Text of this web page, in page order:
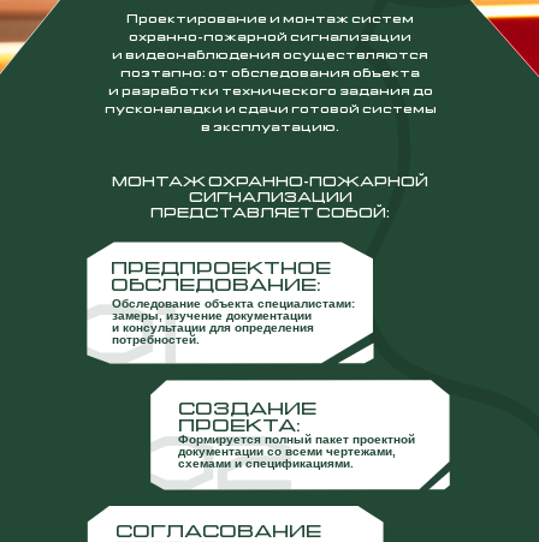
СОГЛАСОВАНИЕ
Формируется полный пакет проектной
документации со всеми чертежами,
схемами и спецификациями.
СОЗДАНИЕ
ПРОЕКТА:
МОНТАЖ ОХРАННО-ПОЖАРНОЙ
СИГНАЛИЗАЦИИ
ПРЕДСТАВЛЯЕТ СОБОЙ:
Проектирование и монтаж систем
охранно-пожарной сигнализации
и видеонаблюдения осуществляются
поэтапно: от обследования объекта
и разработки технического задания до
пусконаладки и сдачи готовой системы
в эксплуатацию.
ПРЕДПРОЕКТНОЕ
ОБСЛЕДОВАНИЕ:
Обследование объекта специалистами:
замеры, изучение документации
и консультации для определения
потребностей.